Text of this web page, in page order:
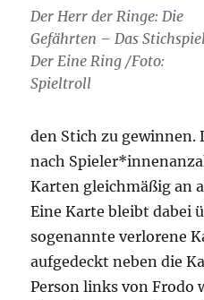
Der Herr der Ringe: Die
Gefährten – Das
Der Eine Ring /Foto:
Spieltroll
den Stich zu gewinnen.
nach
Karten gleichmäßig an
Eine Karte bleibt dabei
sogenannte verlorene
aufgedeckt neben die
Person links von Frodo